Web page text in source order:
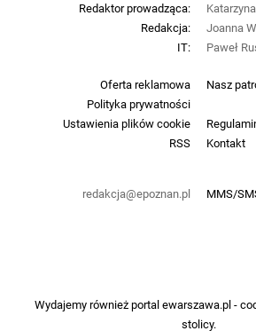
Oferta reklamowa
Nasz
Polityka prywatności
Ustawienia plików cookie
RSS
Kontakt
redakcja@epoznan.pl MMS/
Redaktor prowadząca:
Redakcja:
Joanna
IT:
Paweł
Wydajemy również portalewarszawa.pl-
stolicy.